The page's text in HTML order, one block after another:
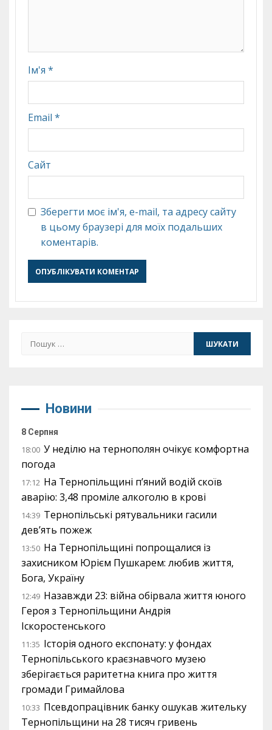
Ім'я *
Email *
Сайт
Зберегти моє ім'я, e-mail, та адресу сайту
в цьому браузері для моїх подальших
коментарів.
Пошук:
Новини
8 Серпня
18:00 У неділю на тернополян очікує комфортна
погода
17:12 На Тернопільщині п’яний водій скоїв
аварію: 3,48 проміле алкоголю в крові
14:39 Тернопільські рятувальники гасили
дев’ять пожеж
13:50 На Тернопільщині попрощалися із
захисником Юрієм Пушкарем: любив життя,
Бога, Україну
12:49 Назавжди 23: війна обірвала життя юного
Героя з Тернопільщини Андрія
Іскоростенського
11:35 Історія одного експонату: у фондах
Тернопільського краєзнавчого музею
зберігається раритетна книга про життя
громади Гримайлова
10:33 Псевдопрацівник банку ошукав жительку
Тернопільщини на 28 тисяч гривень